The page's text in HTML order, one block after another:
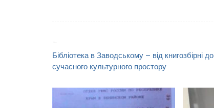
Бібліотека в Заводському – від книгозбірні до
сучасного культурного простору